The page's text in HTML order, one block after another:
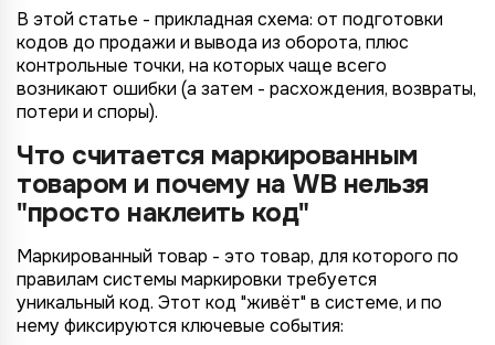
В этой статье - прикладная схема: от подготовки
кодов до продажи и вывода из оборота, плюс
контрольные точки, на которых чаще всего
возникают ошибки (а затем - расхождения, возвраты,
потери и споры).
Что считается маркированным
товаром и почему на WB нельзя
"просто наклеить код"
Маркированный товар - это товар, для которого по
правилам системы маркировки требуется
уникальный код. Этот код "живёт" в системе, и по
нему фиксируются ключевые события: